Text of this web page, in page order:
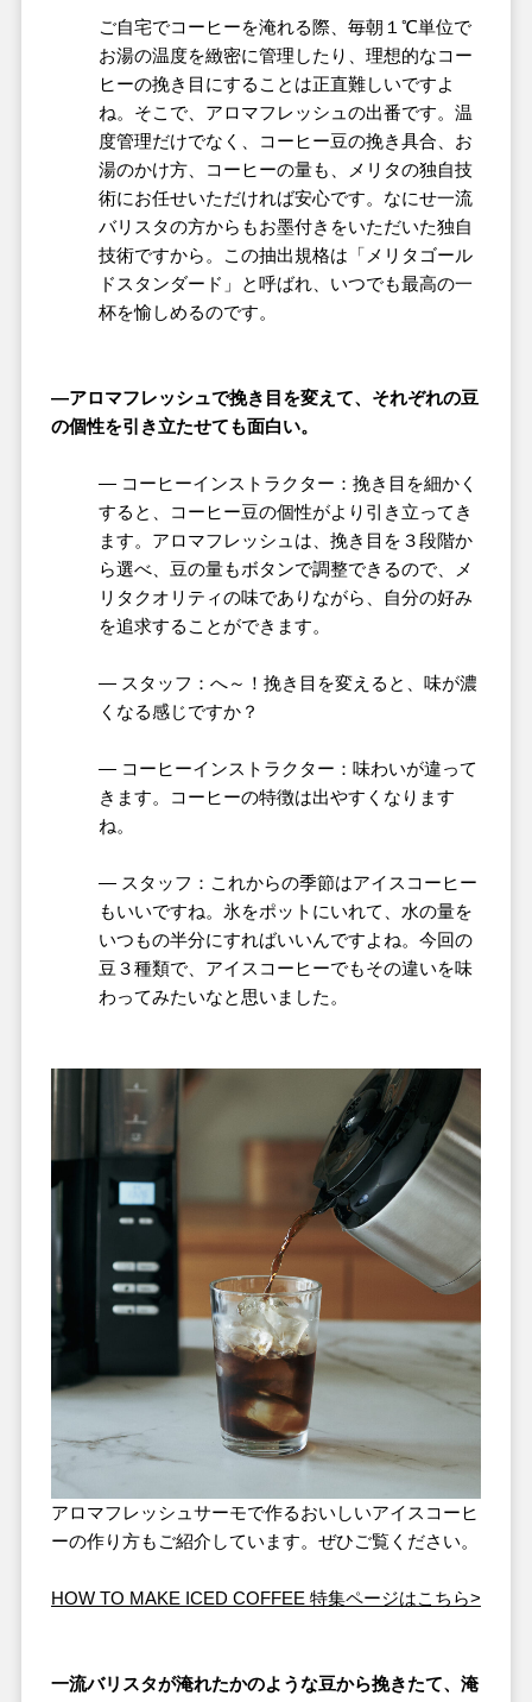
ご自宅でコーヒーを淹れる際、毎朝１℃単位で
お湯の温度を緻密に管理したり、理想的なコー
ヒーの挽き目にすることは正直難しいですよ
ね。そこで、アロマフレッシュの出番です。温
度管理だけでなく、コーヒー豆の挽き具合、お
湯のかけ方、コーヒーの量も、メリタの独自技
術にお任せいただければ安心です。なにせ一流
バリスタの方からもお墨付きをいただいた独自
技術ですから。この抽出規格は「メリタゴール
ドスタンダード」と呼ばれ、いつでも最高の一
杯を愉しめるのです。
―アロマフレッシュで挽き目を変えて、それぞれの豆
の個性を引き立たせても面白い。
― コーヒーインストラクター：挽き目を細かく
すると、コーヒー豆の個性がより引き立ってき
ます。アロマフレッシュは、挽き目を３段階か
ら選べ、豆の量もボタンで調整できるので、メ
リタクオリティの味でありながら、自分の好み
を追求することができます。
― スタッフ：へ～！挽き目を変えると、味が濃
くなる感じですか？
― コーヒーインストラクター：味わいが違って
きます。コーヒーの特徴は出やすくなります
ね。
― スタッフ：これからの季節はアイスコーヒー
もいいですね。氷をポットにいれて、水の量を
いつもの半分にすればいいんですよね。今回の
豆３種類で、アイスコーヒーでもその違いを味
わってみたいなと思いました。
アロマフレッシュサーモで作るおいしいアイスコーヒ
ーの作り方もご紹介しています。ぜひご覧ください。
HOW TO MAKE ICED COFFEE 特集ページはこちら>
一流バリスタが淹れたかのような豆から挽きたて、淹